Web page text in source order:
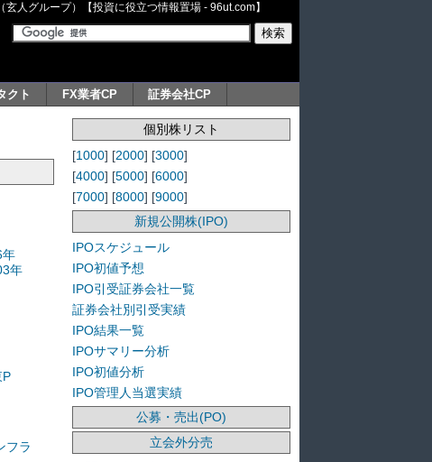
人グループ）【投資に役立つ情報置場 - 96ut.com】
クト FX業者CP 証券会社CP
年
年
P
フラ
個別株リスト
[1000] [2000] [3000]
[4000] [5000] [6000]
[7000] [8000] [9000]
新規公開株(IPO)
IPOスケジュール
IPO初値予想
IPO引受証券会社一覧
証券会社別引受実績
IPO結果一覧
IPOサマリー分析
IPO初値分析
IPO管理人当選実績
公募・売出(PO)
立会外分売